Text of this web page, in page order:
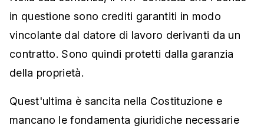
in questione sono crediti garantiti in modo
vincolante dal datore di lavoro derivanti da un
contratto. Sono quindi protetti dalla garanzia
della proprietà.
Quest'ultima è sancita nella Costituzione e
mancano le fondamenta giuridiche necessarie